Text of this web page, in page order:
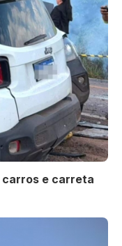
carros e carreta